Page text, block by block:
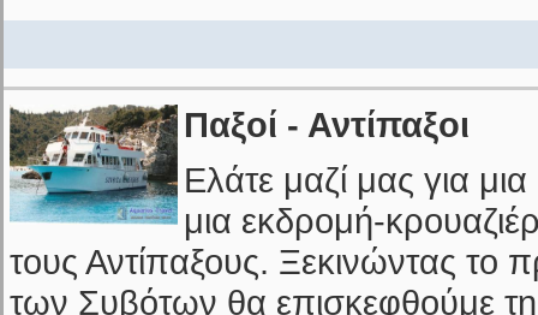
Παξοί - Αντίπαξοι
Ελάτε μαζί μας για
μια εκδρομή-
τους Αντίπαξους. Ξεκινώντας το
των Συβότων θα επισκεφθούμε